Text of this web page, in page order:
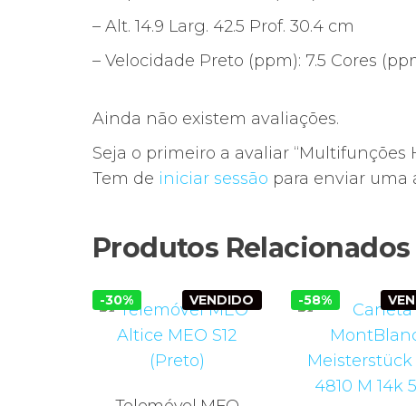
– Alt. 14.9 Larg. 42.5 Prof. 30.4 cm
– Velocidade Preto (ppm): 7.5 Cores
Ainda não existem avaliações.
Seja o primeiro a avaliar “Multifunções
Tem de iniciar sessão para enviar uma
Produtos Relacionados
-30% VENDIDO -58%